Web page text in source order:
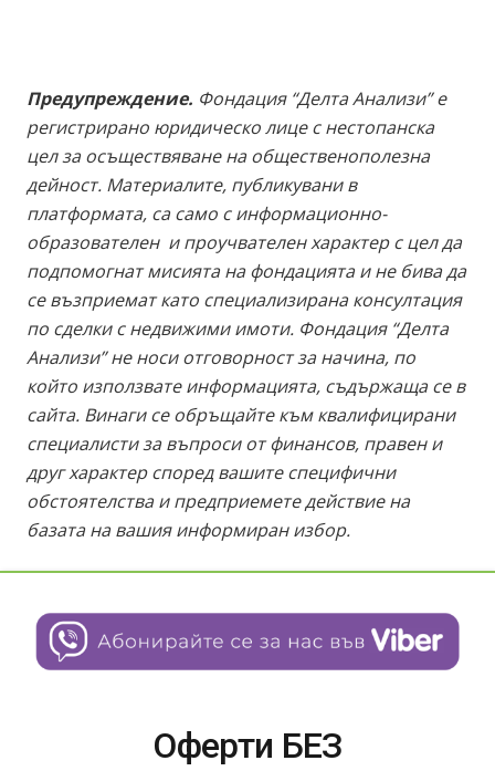
Предупреждение. Фондация “Делта Анализи” е
регистрирано юридическо лице с нестопанска
цел за осъществяване на общественополезна
дейност. Материалите, публикувани в
платформата, са само с информационно-
образователен и проучвателен характер с цел да
подпомогнат мисията на фондацията и не бива да
се възприемат като специализирана консултация
по сделки с недвижими имоти. Фондация “Делта
Анализи” не носи отговорност за начина, по
който използвате информацията, съдържаща се в
сайта. Винаги се обръщайте към квалифицирани
специалисти за въпроси от финансов, правен и
друг характер според вашите специфични
обстоятелства и предприемете действие на
базата на вашия информиран избор.
Оферти БЕЗ